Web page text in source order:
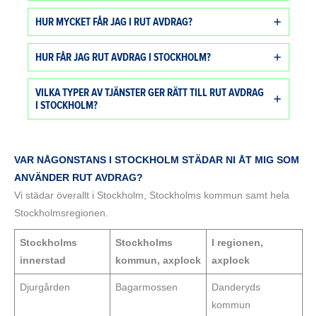
HUR MYCKET FÅR JAG I RUT AVDRAG?
HUR FÅR JAG RUT AVDRAG I STOCKHOLM?
VILKA TYPER AV TJÄNSTER GER RÄTT TILL RUT AVDRAG
I STOCKHOLM?
VAR NÅGONSTANS I STOCKHOLM STÄDAR NI ÅT MIG SOM
ANVÄNDER RUT AVDRAG?
Vi städar överallt i Stockholm, Stockholms kommun samt hela
Stockholmsregionen.
Stockholms
innerstad
Stockholms
kommun, axplock
I regionen,
axplock
Djurgården‎ Bagarmossen
Danderyds
kommun